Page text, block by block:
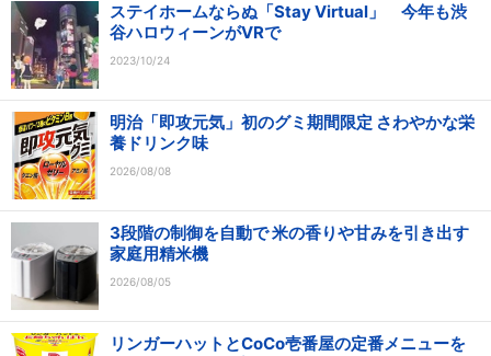
ステイホームならぬ「Stay Virtual」 今年も渋
谷ハロウィーンがVRで
2023/10/24
明治「即攻元気」初のグミ期間限定 さわやかな栄
養ドリンク味
2026/08/08
3段階の制御を自動で 米の香りや甘みを引き出す
家庭用精米機
2026/08/05
リンガーハットとCoCo壱番屋の定番メニューを